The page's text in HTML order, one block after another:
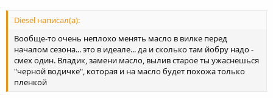
Diesel написал(а):
Вообще-то очень неплохо менять масло в вилке перед
началом сезона... это в идеале... да и сколько там йобру надо -
смех один. Владик, замени масло, вылив старое ты ужаснешься
"черной водичке", которая и на масло будет похожа только
пленкой